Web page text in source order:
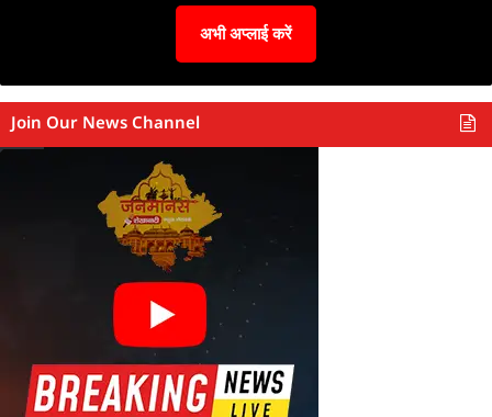
अभी अप्लाई करें
Join Our News Channel